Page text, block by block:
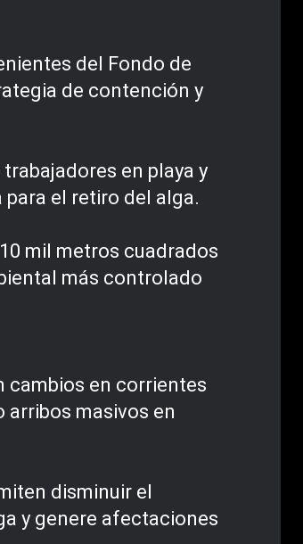
del Fondo de
de contención y
en playa y
el retiro del alga.
mil metros cuadrados
más controlado
cambios en corrientes
arribos masivos en
disminuir el
y genere afectaciones